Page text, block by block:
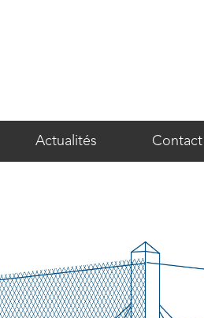
Actualités Contact